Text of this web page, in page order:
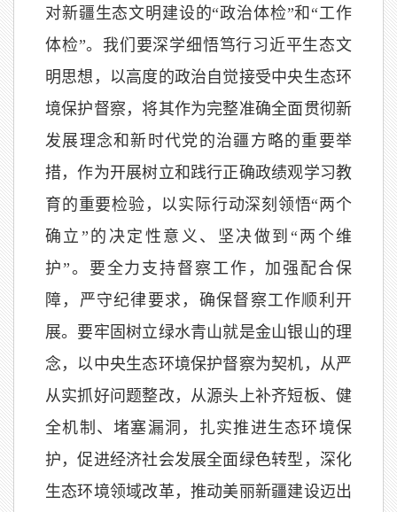
对新疆生态文明建设的“政治体检”和“工作
体检”。我们要深学细悟笃行习近平生态文
明思想，以高度的政治自觉接受中央生态环
境保护督察，将其作为完整准确全面贯彻新
发展理念和新时代党的治疆方略的重要举
措，作为开展树立和践行正确政绩观学习教
育的重要检验，以实际行动深刻领悟“两个
确立”的决定性意义、坚决做到“两个维
护”。要全力支持督察工作，加强配合保
障，严守纪律要求，确保督察工作顺利开
展。要牢固树立绿水青山就是金山银山的理
念，以中央生态环境保护督察为契机，从严
从实抓好问题整改，从源头上补齐短板、健
全机制、堵塞漏洞，扎实推进生态环境保
护，促进经济社会发展全面绿色转型，深化
生态环境领域改革，推动美丽新疆建设迈出